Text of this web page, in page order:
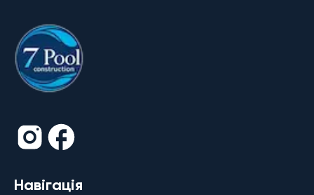
Навігація